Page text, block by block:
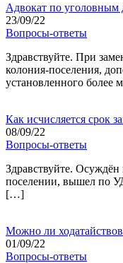
Адвокат по уголовным
23/09/22
Вопросы-ответы
Здравствуйте. При
колония-поселения,
установленного более
Как исчисляется срок
08/09/22
Вопросы-ответы
Здравствуйте.
поселении, вышел по
[…]
Можно ли
01/09/22
Вопросы-ответы